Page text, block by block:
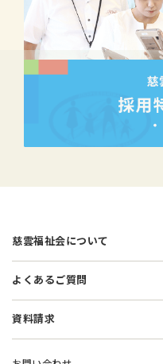
慈雲福祉会について
よくあるご質問
資料請求